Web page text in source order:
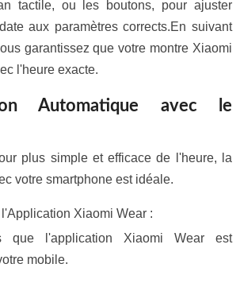
tactile, ou les boutons, pour ajuster
aux paramètres corrects.En suivant
garantissez que votre montre Xiaomi
l'heure exacte.
Automatique avec le
plus simple et efficace de l'heure, la
votre smartphone est idéale.
Xiaomi Wear :
que l'application Xiaomi Wear est
mobile.